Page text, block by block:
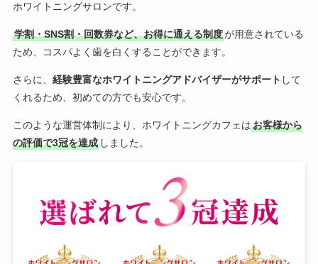
ホワイトニングサロンです。
学割・SNS割・回数券など、お得に通える制度が用意されている
ため、コスパよく歯を白くすることができます。
さらに、 経験豊富なホワイトニングアドバイザーがサポート して
くれるため、初めての方でも安心です。
このような運営体制により、ホワイトニングカフェはお客様から
の評価で3冠を達成しました。